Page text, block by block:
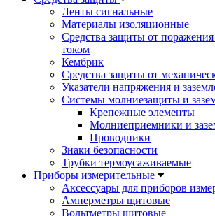
Ленты сигнальные
Материалы изоляционные
Средства защиты от
током
Кембрик
Средства защиты от
Указатели напряжения и
Системы молниезащиты и
Крепежные элементы
Молниеприемники и
Проводники
Знаки безопасности
Трубки термоусаживаемые
Приборы измерительные
Аксессуары для приборов
Амперметры щитовые
Вольтметры щитовые